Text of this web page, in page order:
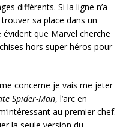
différents. Si la ligne n’a
sa place dans un
que Marvel cherche
hors super héros pour
concerne je vais me jeter
Spider-Man, l’arc en
au premier chef.